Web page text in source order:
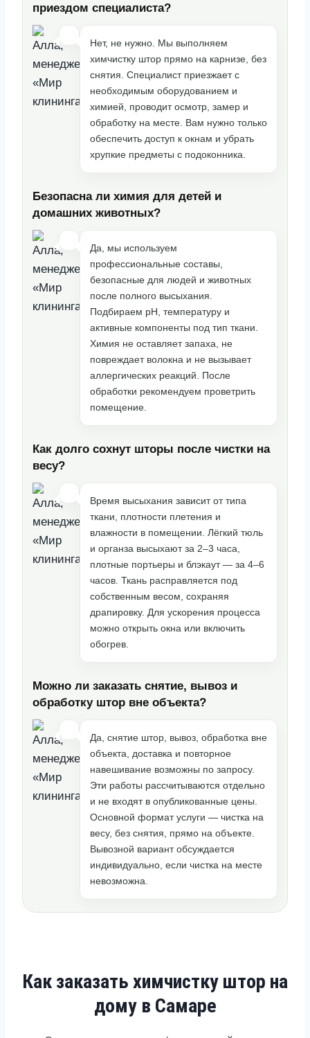
приездом специалиста?
Нет, не нужно. Мы выполняем
химчистку штор прямо на карнизе, без
снятия. Специалист приезжает с
необходимым оборудованием и
химией, проводит осмотр, замер и
обработку на месте. Вам нужно только
обеспечить доступ к окнам и убрать
хрупкие предметы с подоконника.
Безопасна ли химия для детей и
домашних животных?
Да, мы используем
профессиональные составы,
безопасные для людей и животных
после полного высыхания.
Подбираем pH, температуру и
активные компоненты под тип ткани.
Химия не оставляет запаха, не
повреждает волокна и не вызывает
аллергических реакций. После
обработки рекомендуем проветрить
помещение.
Как долго сохнут шторы после чистки на
весу?
Время высыхания зависит от типа
ткани, плотности плетения и
влажности в помещении. Лёгкий тюль
и органза высыхают за 2–3 часа,
плотные портьеры и блэкаут — за 4–6
часов. Ткань расправляется под
собственным весом, сохраняя
драпировку. Для ускорения процесса
можно открыть окна или включить
обогрев.
Можно ли заказать снятие, вывоз и
обработку штор вне объекта?
Да, снятие штор, вывоз, обработка вне
объекта, доставка и повторное
навешивание возможны по запросу.
Эти работы рассчитываются отдельно
и не входят в опубликованные цены.
Основной формат услуги — чистка на
весу, без снятия, прямо на объекте.
Вывозной вариант обсуждается
индивидуально, если чистка на месте
невозможна.
Как заказать химчистку штор на
дому в Самаре